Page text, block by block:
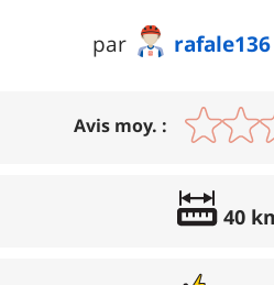
par rafale136
Avis moy. :
40